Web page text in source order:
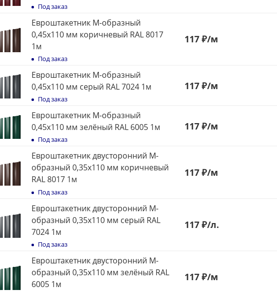
Под заказ
Евроштакетник М-образный
0,45x110 мм коричневый RAL 8017
1м
Под заказ
117 ₽/м
Евроштакетник М-образный
0,45x110 мм серый RAL 7024 1м
Под заказ
117 ₽/м
Евроштакетник М-образный
0,45x110 мм зелёный RAL 6005 1м
Под заказ
117 ₽/м
Евроштакетник двусторонний М-
образный 0,35x110 мм коричневый
RAL 8017 1м
Под заказ
117 ₽/м
Евроштакетник двусторонний М-
образный 0,35x110 мм серый RAL
7024 1м
Под заказ
117 ₽/л.
Евроштакетник двусторонний М-
образный 0,35x110 мм зелёный RAL
6005 1м
117 ₽/м